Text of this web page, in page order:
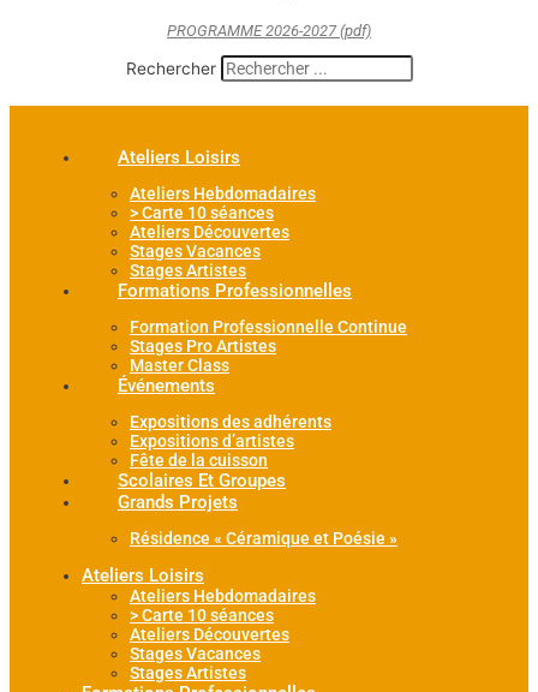
PROGRAMME 2026-2027 (pdf)
Rechercher
Ateliers Loisirs
Ateliers Hebdomadaires
> Carte 10 séances
Ateliers Découvertes
Stages Vacances
Stages Artistes
Formations Professionnelles
Formation Professionnelle Continue
Stages Pro Artistes
Master Class
Événements
Expositions des adhérents
Expositions d’artistes
Fête de la cuisson
Scolaires Et Groupes
Grands Projets
Résidence « Céramique et Poésie »
Ateliers Loisirs
Ateliers Hebdomadaires
> Carte 10 séances
Ateliers Découvertes
Stages Vacances
Stages Artistes